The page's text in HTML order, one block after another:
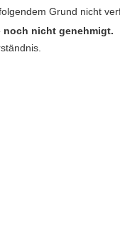
Grund nicht
noch nicht genehmigt.